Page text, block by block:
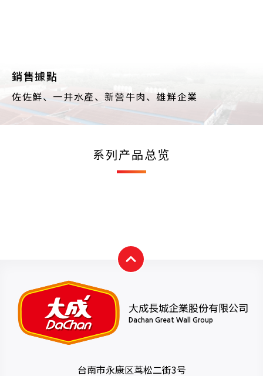
銷售據點
佐佐鮮、一井水產、新營牛肉、雄鮮企業
系列产品总览
大成長城企業股份有限公司
Dachan Great Wall Group
台南市永康区茑松二街3号